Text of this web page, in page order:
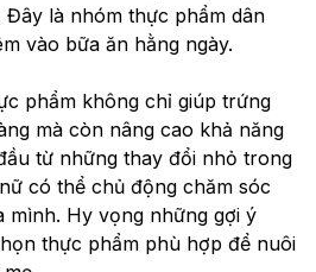
Đây là nhóm thực phẩm dân
vào bữa ăn hằng ngày.
phẩm không chỉ giúp trứng
mà còn nâng cao khả năng
từ những thay đổi nhỏ trong
có thể chủ động chăm sóc
mình. Hy vọng những gợi ý
thực phẩm phù hợp để nuôi